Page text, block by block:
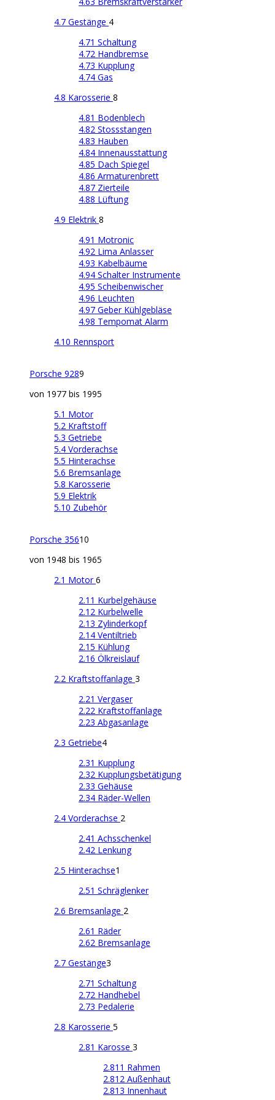
4.7 Gestänge 4
4.71 Schaltung
4.72 Handbremse
4.73 Kupplung
4.74 Gas
4.8 Karosserie 8
4.81 Bodenblech
4.82 Stossstangen
4.83 Hauben
4.84 Innenausstattung
4.85 Dach Spiegel
4.86 Armaturenbrett
4.87 Zierteile
4.88 Lüftung
4.9 Elektrik 8
4.91 Motronic
4.92 Lima Anlasser
4.93 Kabelbäume
4.94 Schalter Instrumente
4.95 Scheibenwischer
4.96 Leuchten
4.97 Geber Kühlgebläse
4.98 Tempomat Alarm
4.10 Rennsport
Porsche 9289
von 1977 bis 1995
5.1 Motor
5.2 Kraftstoff
5.3 Getriebe
5.4 Vorderachse
5.5 Hinterachse
5.6 Bremsanlage
5.8 Karosserie
5.9 Elektrik
5.10 Zubehör
Porsche 35610
von 1948 bis 1965
2.1 Motor6
2.11 Kurbelgehäuse
2.12 Kurbelwelle
2.13 Zylinderkopf
2.14 Ventiltrieb
2.15 Kühlung
2.16 Ölkreislauf
2.2 Kraftstoffanlage 3
2.21 Vergaser
2.22 Kraftstoffanlage
2.23 Abgasanlage
2.3 Getriebe4
2.31 Kupplung
2.32 Kupplungsbetätigung
2.33 Gehäuse
2.34 Räder-Wellen
2.4 Vorderachse 2
2.41 Achsschenkel
2.42 Lenkung
2.5 Hinterachse1
2.51 Schräglenker
2.6 Bremsanlage 2
2.61 Räder
2.62 Bremsanlage
2.7 Gestänge3
2.71 Schaltung
2.72 Handhebel
2.73 Pedalerie
2.8 Karosserie 5
2.81 Karosse 3
2.811 Rahmen
2.812 Außenhaut
2.813 Innenhaut